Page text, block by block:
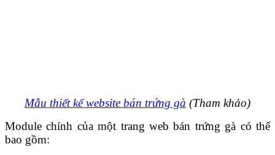
Mẫu thiết kế website bán trứng gà (Tham khảo)
Module chính của một trang web bán trứng gà có thể
bao gồm: